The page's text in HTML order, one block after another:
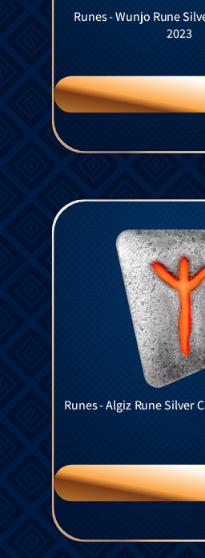
Runes - Wunjo Rune Silver Cast Bar 1 Oz
2023
Runes - Algiz Rune